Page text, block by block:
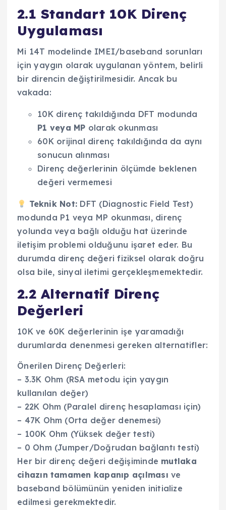
2.1 Standart 10K Direnç
Uygulaması
Mi 14T modelinde IMEI/baseband sorunları
için yaygın olarak uygulanan yöntem, belirli
bir direncin değiştirilmesidir. Ancak bu
vakada:
10K direnç takıldığında DFT modunda
P1 veya MP olarak okunması
60K orijinal direnç takıldığında da aynı
sonucun alınması
Direnç değerlerinin ölçümde beklenen
değeri vermemesi
Teknik Not: DFT (Diagnostic Field Test)
modunda P1 veya MP okunması, direnç
yolunda veya bağlı olduğu hat üzerinde
iletişim problemi olduğunu işaret eder. Bu
durumda direnç değeri fiziksel olarak doğru
olsa bile, sinyal iletimi gerçekleşmemektedir.
2.2 Alternatif Direnç
Değerleri
10K ve 60K değerlerinin işe yaramadığı
durumlarda denenmesi gereken alternatifler:
Önerilen Direnç Değerleri:
– 3.3K Ohm (RSA metodu için yaygın
kullanılan değer)
– 22K Ohm (Paralel direnç hesaplaması için)
– 47K Ohm (Orta değer denemesi)
– 100K Ohm (Yüksek değer testi)
– 0 Ohm (Jumper/Doğrudan bağlantı testi)
Her bir direnç değeri değişiminde mutlaka
cihazın tamamen kapanıp açılması ve
baseband bölümünün yeniden initialize
edilmesi gerekmektedir.